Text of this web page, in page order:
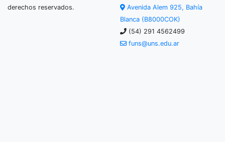
derechos reservados.
Avenida Alem 925, Bahía
Blanca (B8000COK)
(54) 291 4562499
funs@uns.edu.ar